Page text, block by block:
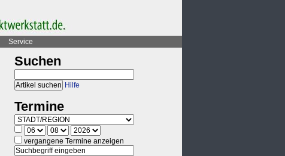
Service
Suchen
Hilfe
Termine
vergangene Termine anzeigen